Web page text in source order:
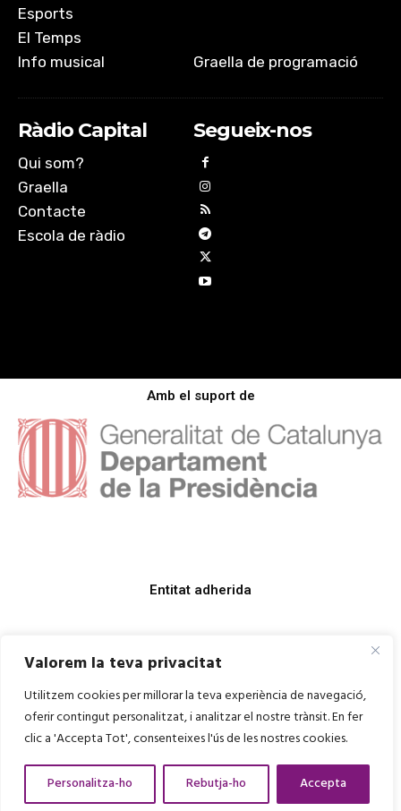
Valorem la teva privacitat
Utilitzem cookies per millorar la teva experiència de navegació,
oferir contingut personalitzat, i analitzar el nostre trànsit. En fer
clic a 'Accepta Tot', consenteixes l'ús de les nostres cookies.
Personalitza-ho Rebutja-ho Accepta
Esports
El Temps
Info musical
Graella de programació
Ràdio Capital
Qui som?
Graella
Contacte
Escola de ràdio
Segueix-nos
Amb el suport de
Entitat adherida